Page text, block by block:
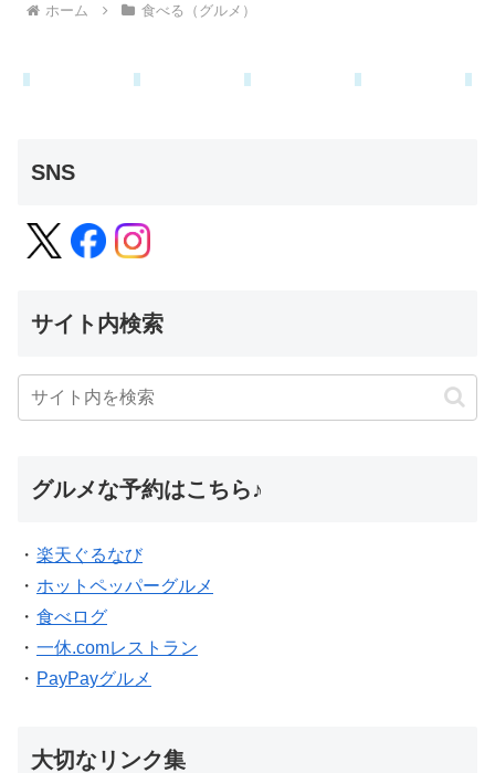
ホーム 食べる（グルメ）
SNS
サイト内検索
グルメな予約はこちら♪
・ 楽天ぐるなび
・ ホットペッパーグルメ
・ 食べログ
・ 一休.comレストラン
・ PayPayグルメ
大切なリンク集